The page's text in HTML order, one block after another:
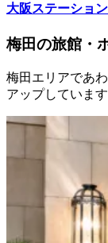
大阪ステーショ
梅田の旅館・
梅田エリアであ
アップしています